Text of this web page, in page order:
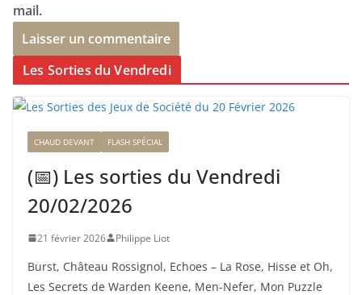
mail.
Les Sorties du Vendredi
CHAUD DEVANT FLASH SPÉCIAL
(📅) Les sorties du Vendredi
20/02/2026
21 février 2026 Philippe Liot
Burst, Château Rossignol, Echoes – La Rose, Hisse et Oh,
Les Secrets de Warden Keene, Men-Nefer, Mon Puzzle